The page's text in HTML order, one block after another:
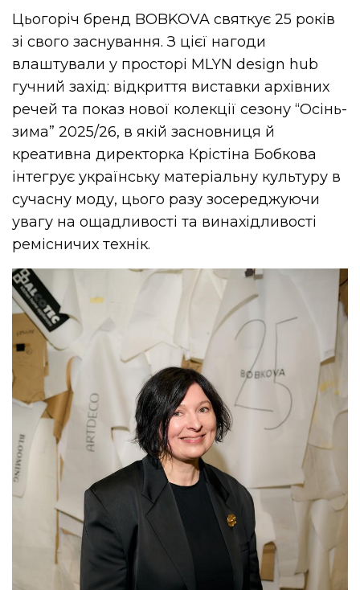
Цьогоріч бренд BOBKOVA святкує 25 років
зі свого заснування. З цієї нагоди
влаштували у просторі MLYN design hub
гучний захід: відкриття виставки архівних
речей та показ нової колекції сезону “Осінь-
зима” 2025/26, в якій засновниця й
креативна директорка Крістіна Бобкова
інтегрує українську матеріальну культуру в
сучасну моду, цього разу зосереджуючи
увагу на ощадливості та винахідливості
ремісничих технік.